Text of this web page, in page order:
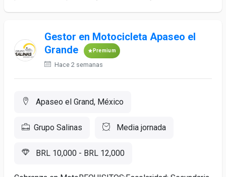
Gestor en Motocicleta Apaseo el
Grande
Premium
Hace 2 semanas
Apaseo el Grand, México
Grupo Salinas Media jornada
BRL 10,000 - BRL 12,000